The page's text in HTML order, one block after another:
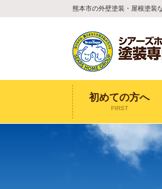
熊本市の外壁塗装・屋根塗装
初めての方へ
FIRST